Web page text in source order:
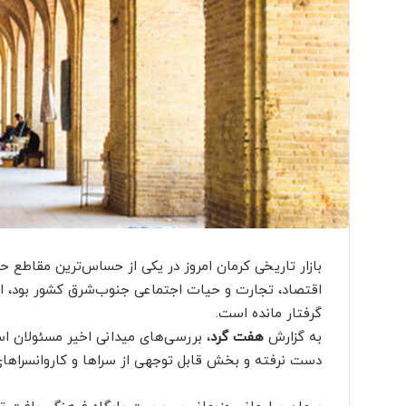
بازار تاریخی کرمان امروز در یکی از حساس‌ترین
اقتصاد، تجارت و حیات اجتماعی جنوب‌شرق کشور بود،
گرفتار مانده است.
به گزارش هفت گرد، بررسی‌های میدانی اخیر
دست نرفته و بخش قابل توجهی از سراها و
ا
ص
ر
ب
ا
ا
ل
ه
ا
م
ا
ز
ا
و
س
ه
ه